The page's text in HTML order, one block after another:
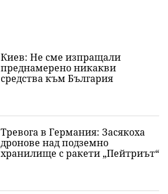
Киев: Не сме изпращали
преднамерено никакви
средства към България
Тревога в Германия: Засякоха
дронове над подземно
хранилище с ракети „Пейтриът“